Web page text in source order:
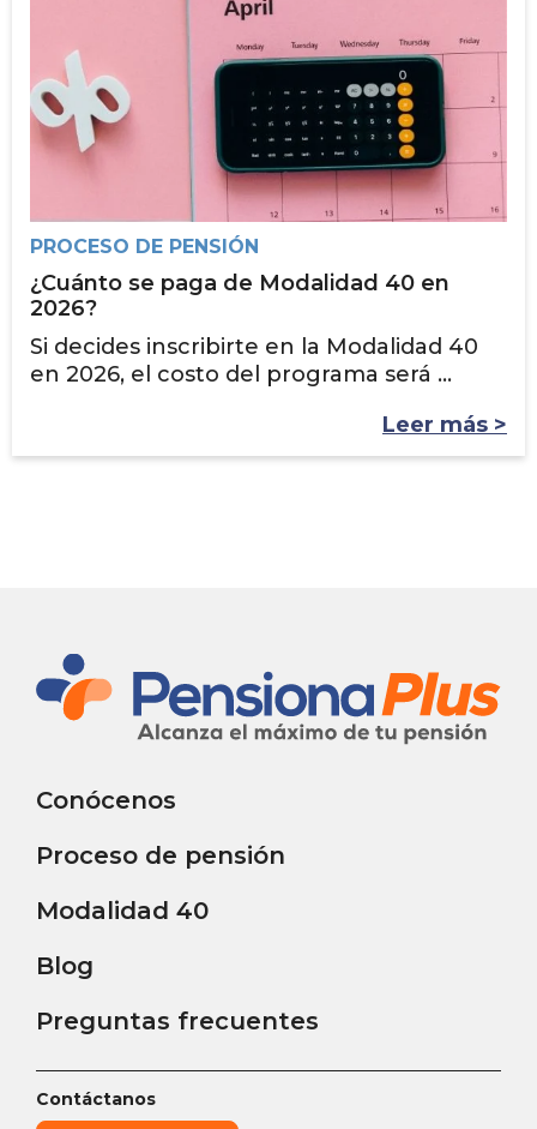
PROCESO DE PENSIÓN
¿Cuánto se paga de Modalidad 40 en
2026?
Si decides inscribirte en la Modalidad 40
en 2026, el costo del programa será ...
Leer más >
Conócenos
Proceso de pensión
Modalidad 40
Blog
Preguntas frecuentes
Contáctanos